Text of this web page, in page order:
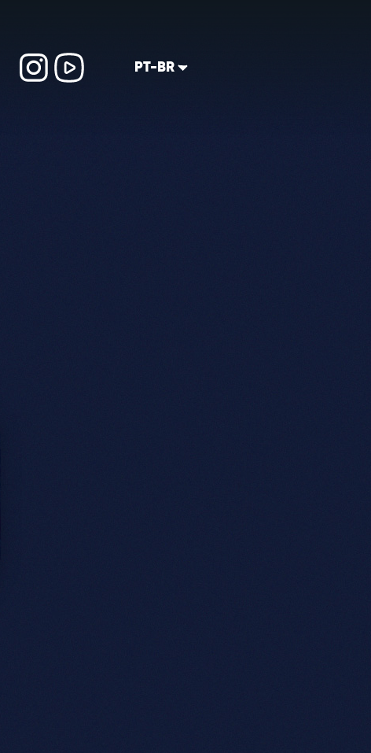
PT-BR